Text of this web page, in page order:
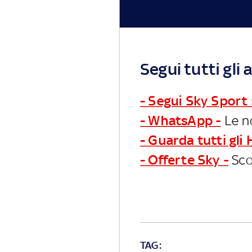
Segui tutti gli
- Segui Sky Sport
- WhatsApp - Le
- Guarda tutti gli
- Offerte Sky -
TAG: